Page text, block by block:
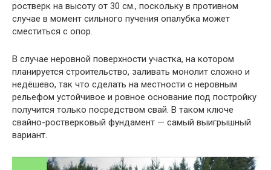
ростверк на высоту от 30 см., поскольку в противном
случае в момент сильного пучения опалубка может
сместиться с опор.
В случае неровной поверхности участка, на котором
планируется строительство, заливать монолит сложно и
недёшево, так что сделать на местности с неровным
рельефом устойчивое и ровное основание под постройку
получится только посредством свай. В таком ключе
свайно-ростверковый фундамент — самый выигрышный
вариант.